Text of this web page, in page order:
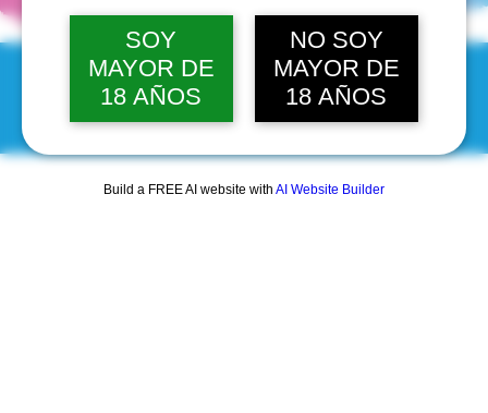
SOY
MAYOR DE
18 AÑOS
NO SOY
MAYOR DE
18 AÑOS
Build a FREE AI website with AI Website Builder
© 2025 by Scantastic.